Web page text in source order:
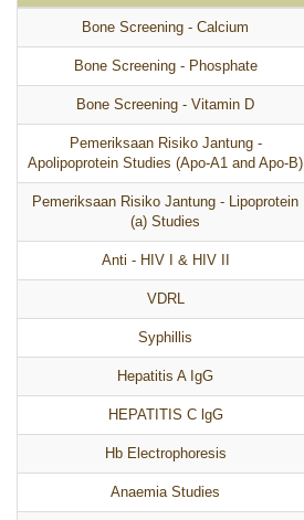
Bone Screening - Calcium
Bone Screening - Phosphate
Bone Screening - Vitamin D
Pemeriksaan Risiko Jantung -
Apolipoprotein Studies (Apo-A1 and Apo-B)
Pemeriksaan Risiko Jantung - Lipoprotein
(a) Studies
Anti - HIV I & HIV II
VDRL
Syphillis
Hepatitis A IgG
HEPATITIS C lgG
Hb Electrophoresis
Anaemia Studies